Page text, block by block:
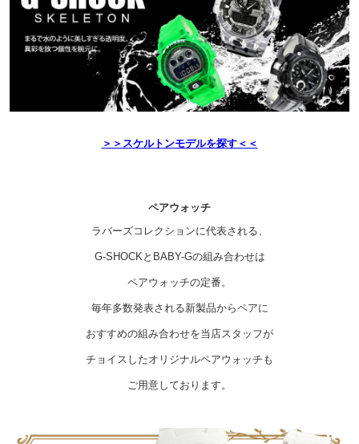
＞＞スケルトンモデルを探す＜＜
ペアウォッチ
ラバーズコレクションに代表される、
G-SHOCKとBABY-Gの組み合わせは
ペアウォッチの定番。
毎年多数発表される新製品からペアに
おすすめの組み合わせを当店スタッフが
チョイスしたオリジナルペアウォッチも
ご用意しております。